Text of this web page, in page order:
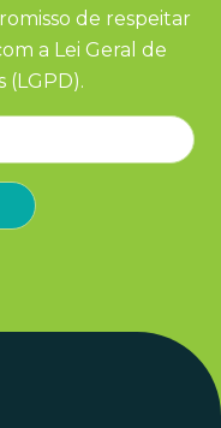
de respeitar
a Lei Geral de
(LGPD).